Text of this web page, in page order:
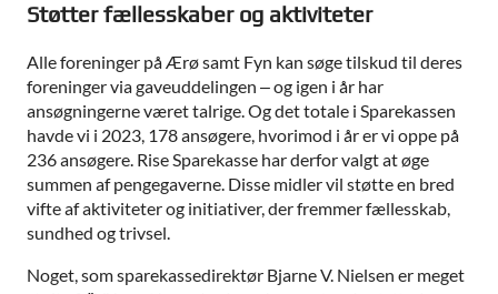
Støtter fællesskaber og aktiviteter
Alle foreninger på Ærø samt Fyn kan søge tilskud til deres
foreninger via gaveuddelingen – og igen i år har
ansøgningerne været talrige. Og det totale i Sparekassen
havde vi i 2023, 178 ansøgere, hvorimod i år er vi oppe på
236 ansøgere. Rise Sparekasse har derfor valgt at øge
summen af pengegaverne. Disse midler vil støtte en bred
vifte af aktiviteter og initiativer, der fremmer fællesskab,
sundhed og trivsel.
Noget, som sparekassedirektør Bjarne V. Nielsen er meget